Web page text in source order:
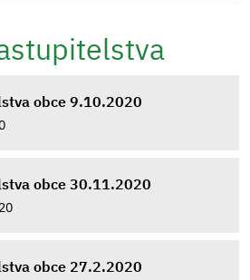
obce 9.10.2020
obce 30.11.2020
obce 27.2.2020